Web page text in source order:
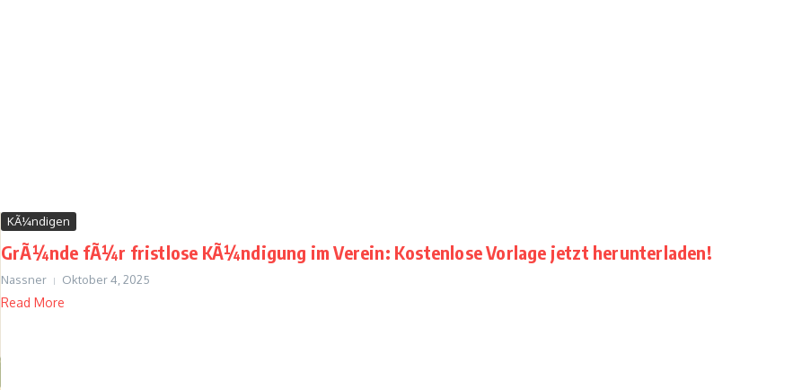
KÃ¼ndigen
GrÃ¼nde fÃ¼r fristlose KÃ¼ndigung im Verein: Kostenlose Vorlage jetzt herunterladen!
Nassner Oktober 4, 2025
Read More